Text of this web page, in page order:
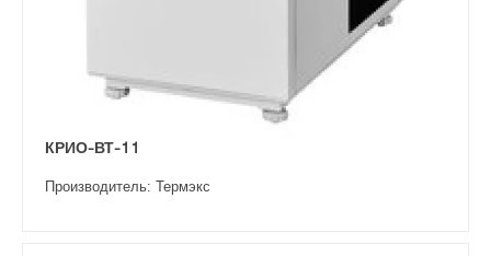
КРИО-ВТ-11
Производитель: Термэкс